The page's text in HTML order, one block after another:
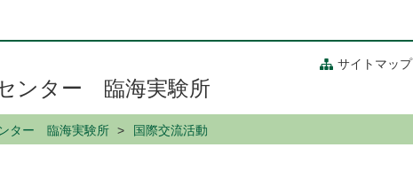
サイトマップ
ンター 臨海実験所
ター 臨海実験所 国際交流活動